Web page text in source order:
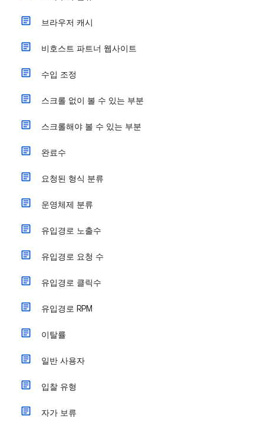
브라우저 캐시
비호스트 파트너 웹사이트
수입 조정
스크롤 없이 볼 수 있는 부분
스크롤해야 볼 수 있는 부분
완료수
요청된 형식 분류
운영체제 분류
유입경로 노출수
유입경로 요청 수
유입경로 클릭수
유입경로 RPM
이탈률
일반 사용자
입찰 유형
자가 보류